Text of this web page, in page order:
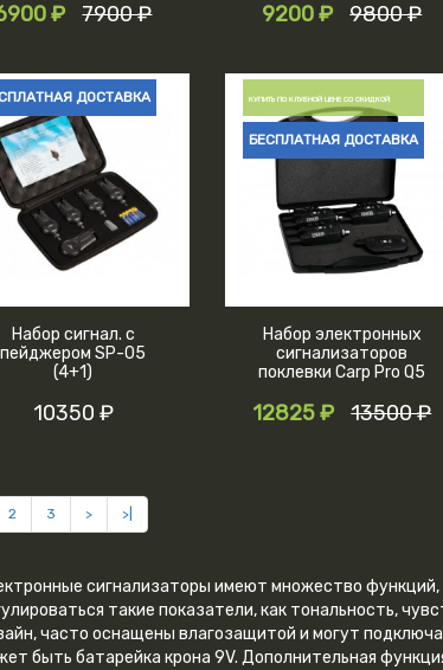
₽ 7900 ₽
свингера в кейсе
9200 ₽ 9800 ₽
ДОСТАВКА
Набор сигнал. с
пейджером SP-05
(4+1)
10350 ₽
КУПИТЬ ПО КЛУБНОЙ ЦЕНЕ СО СКИДКОЙ
БЕСПЛАТНАЯ ДОСТАВКА
Набор электронных
сигнализаторов
поклевки Carp Pro Q5
12825 ₽ 13500 ₽
2 3 > >|
сигнализаторы имеют множество функций,
такие показатели, как тональность,
часто оснащены влагозащитой и могут
быть батарейка крона 9V. Дополнительная